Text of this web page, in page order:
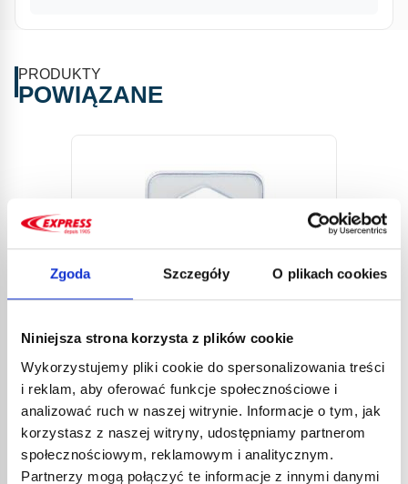
Zgoda Szczegóły O plikach cookies
Niniejsza strona korzysta z plików cookie
Wykorzystujemy pliki cookie do spersonalizowania treści
i reklam, aby oferować funkcje społecznościowe i
analizować ruch w naszej witrynie. Informacje o tym, jak
korzystasz z naszej witryny, udostępniamy partnerom
społecznościowym, reklamowym i analitycznym.
Partnerzy mogą połączyć te informacje z innymi danymi
PRODUKTY
POWIĄZANE
WTRYSKIWACZ SAV NR KAT.
10380 DO ŻELAZNYCH LANC
2649